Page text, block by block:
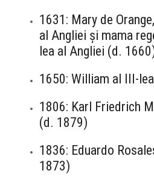
1631: Mary de
al Angliei și mama
lea al Angliei (d.
1650: William al III-
1806: Karl Friedrich
(d. 1879)
1836: Eduardo
1873)